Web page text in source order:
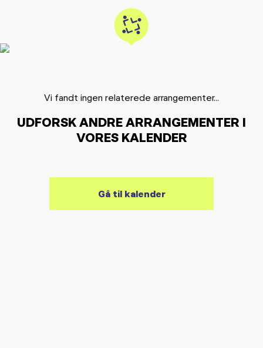
Vi fandt ingen relaterede arrangementer...
UDFORSK ANDRE ARRANGEMENTER I
VORES KALENDER
Gå til kalender